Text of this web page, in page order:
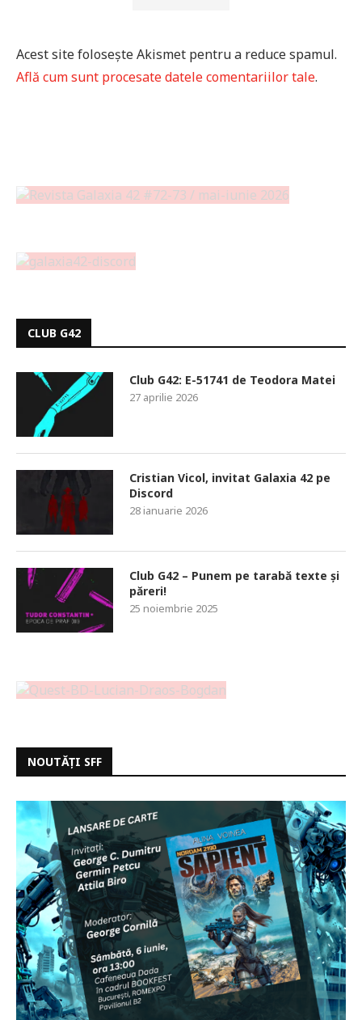
Acest site folosește Akismet pentru a reduce spamul.
Află cum sunt procesate datele comentariilor tale.
CLUB G42
Club G42: E-51741 de Teodora Matei
27 aprilie 2026
Cristian Vicol, invitat Galaxia 42 pe
Discord
28 ianuarie 2026
Club G42 – Punem pe tarabă texte și
păreri!
25 noiembrie 2025
NOUTĂȚI SFF